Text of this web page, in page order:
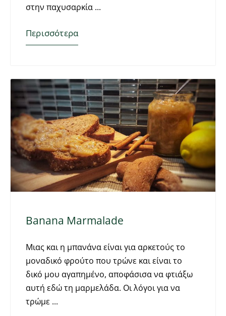
στην παχυσαρκία
Περισσότερα
Banana Marmalade
Μιας και η μπανάνα είναι για αρκετούς το
μοναδικό φρούτο που τρώνε και είναι το
δικό μου αγαπημένο, αποφάσισα να φτιάξω
αυτή εδώ τη μαρμελάδα. Οι λόγοι για να
τρώμε